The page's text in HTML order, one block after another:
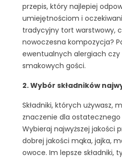
przepis, który najlepiej
umiejętnościom i
tradycyjny tort warstwowy,
nowoczesna kompozycja?
ewentualnych alergiach
smakowych gości.
2. Wybór składników
Składniki, których używasz,
znaczenie dla
Wybieraj najwyższej jakości
dobrej jakości mąka, jajka,
owoce. Im lepsze składniki,